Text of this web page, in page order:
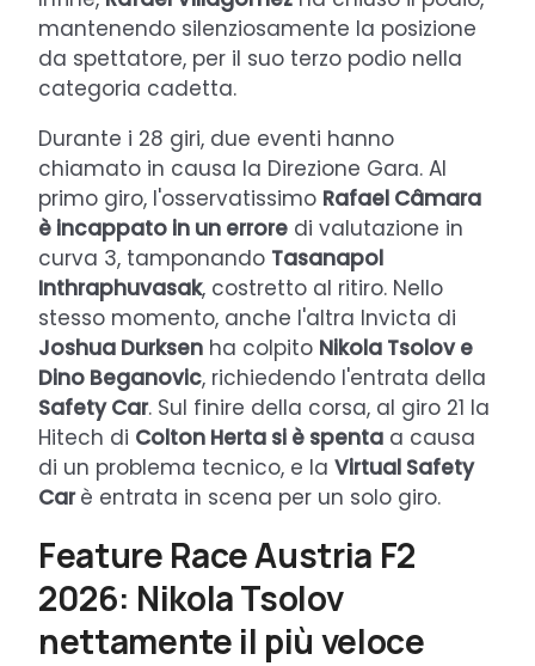
mantenendo silenziosamente la posizione
da spettatore, per il suo terzo podio nella
categoria cadetta.
Durante i 28 giri, due eventi hanno
chiamato in causa la Direzione Gara. Al
primo giro, l'osservatissimo Rafael Câmara
è incappato in un errore di valutazione in
curva 3, tamponando Tasanapol
Inthraphuvasak, costretto al ritiro. Nello
stesso momento, anche l'altra Invicta di
Joshua Durksen ha colpito Nikola Tsolov e
Dino Beganovic, richiedendo l'entrata della
Safety Car. Sul finire della corsa, al giro 21 la
Hitech di Colton Herta si è spenta a causa
di un problema tecnico, e la Virtual Safety
Carè entrata in scena per un solo giro.
Feature Race Austria F2
2026: Nikola Tsolov
nettamente il più veloce